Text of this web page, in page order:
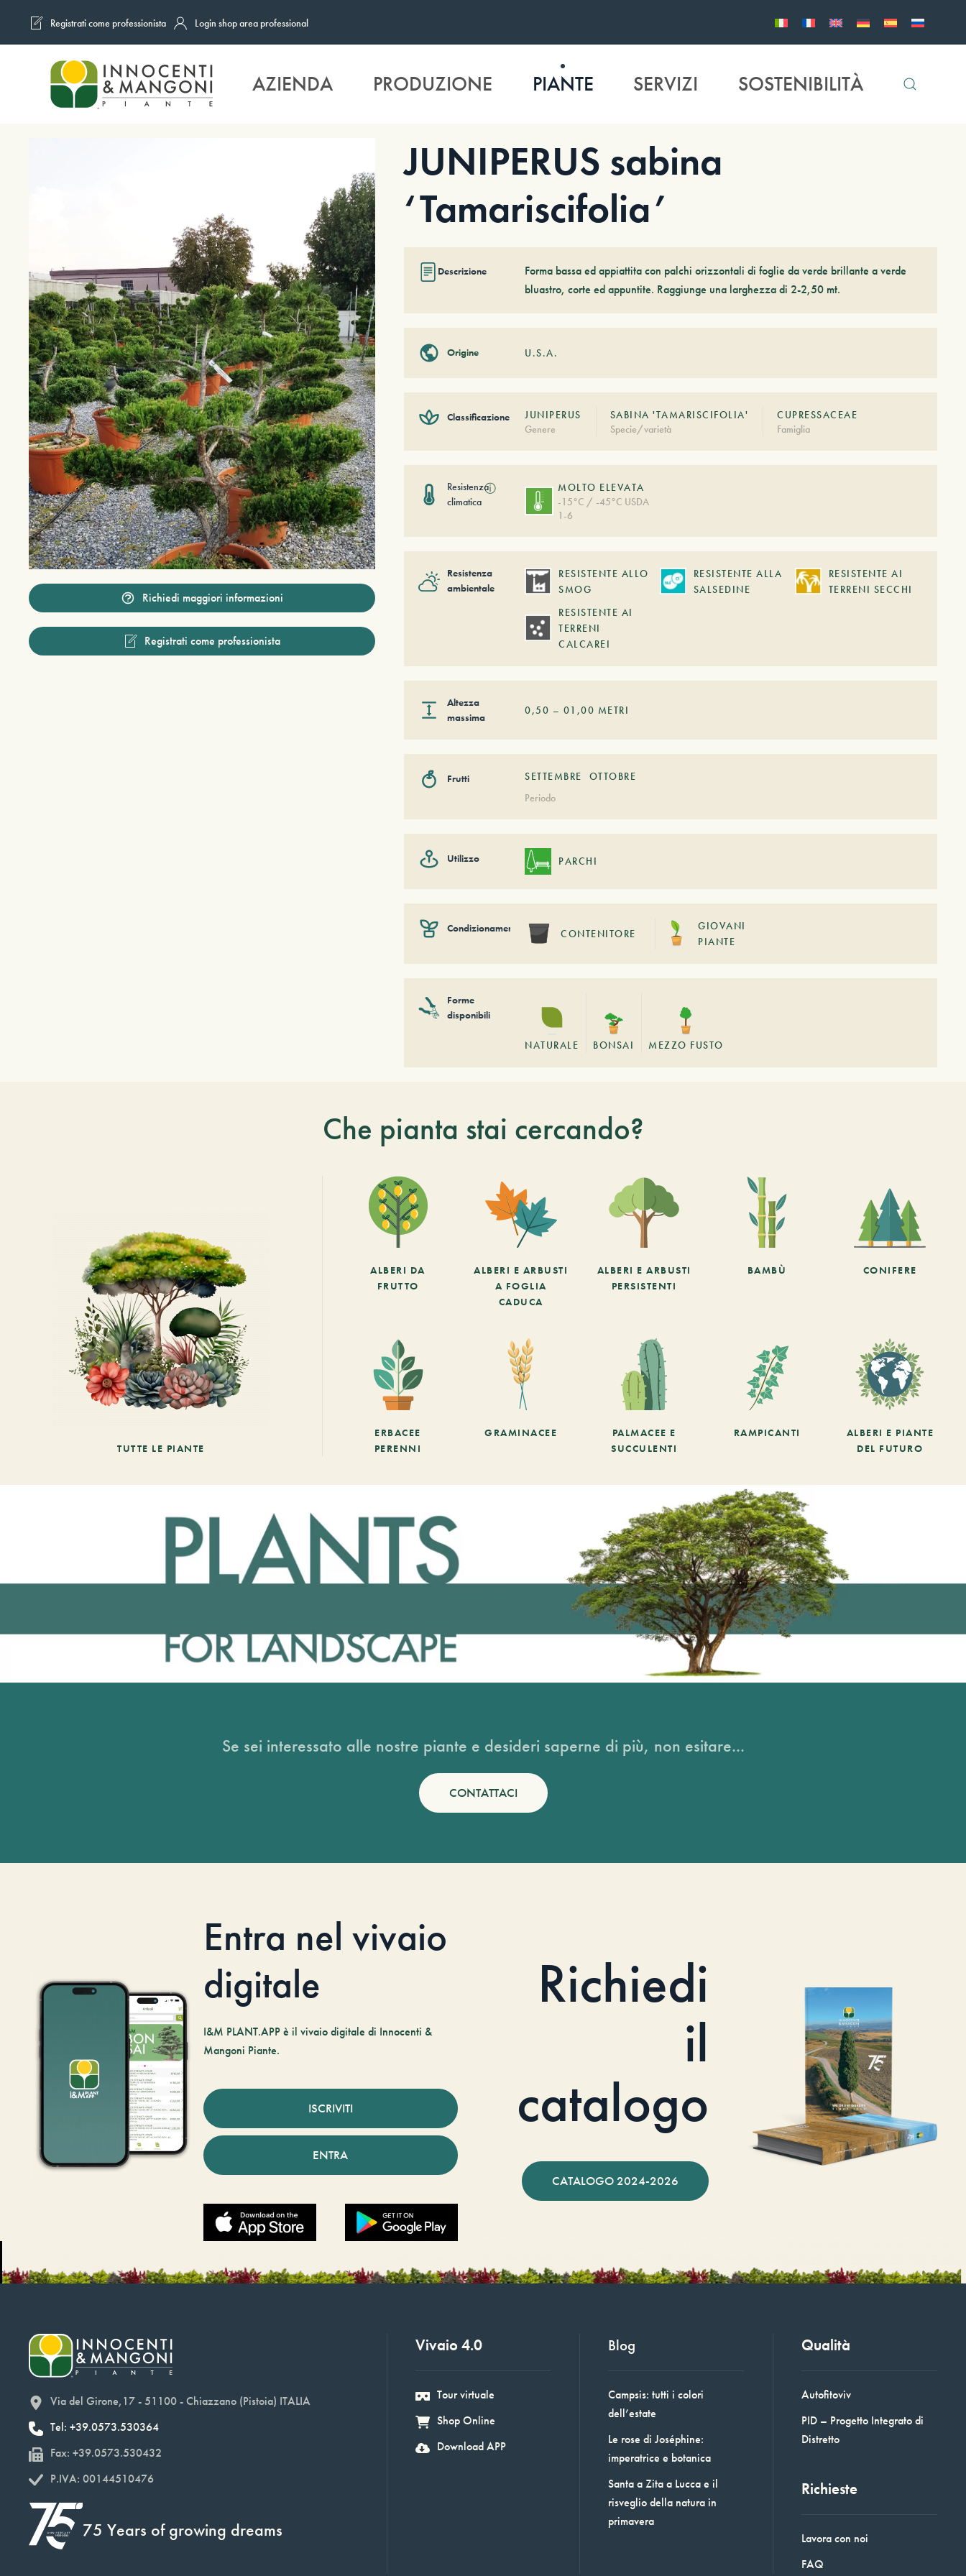
Skip to main content
Registrati come professionista Login shop area professional
AZIENDA PRODUZIONE PIANTE SERVIZI SOSTENIBILITÀ
Richiedi maggiori informazioni
Registrati come professionista
JUNIPERUS sabina
‘Tamariscifolia’
Descrizione
Forma bassa ed appiattita con palchi orizzontali di foglie da verde brillante a verde
bluastro, corte ed appuntite. Raggiunge una larghezza di 2-2,50 mt.
Origine U.S.A.
Classificazione
JUNIPERUS
Genere
SABINA 'TAMARISCIFOLIA'
Specie/varietà
CUPRESSACEAE
Famiglia
Resistenza
climatica
ⓘ
MOLTO ELEVATA
-15°C / -45°C USDA
1-6
Resistenza
ambientale
RESISTENTE ALLO
SMOG
RESISTENTE ALLA
SALSEDINE
RESISTENTE AI
TERRENI SECCHI
RESISTENTE AI
TERRENI
CALCAREI
Altezza
massima
0,50 – 01,00 METRI
Frutti SETTEMBRE
OTTOBRE
Periodo
Utilizzo PARCHI
Condizionamento CONTENITORE
GIOVANI
PIANTE
Forme
disponibili
NATURALE BONSAI MEZZO FUSTO
Che pianta stai cercando?
TUTTE LE PIANTE
ALBERI DA
FRUTTO
ALBERI E ARBUSTI
A FOGLIA
CADUCA
ALBERI E ARBUSTI
PERSISTENTI
BAMBÙ CONIFERE
ERBACEE
PERENNI
GRAMINACEE
PALMACEE E
SUCCULENTI
RAMPICANTI
ALBERI E PIANTE
DEL FUTURO
Se sei interessato alle nostre piante e desideri saperne di più, non esitare...
CONTATTACI
Entra nel vivaio
digitale
I&M PLANT.APP è il vivaio digitale di Innocenti &
Mangoni Piante.
ISCRIVITI
ENTRA
Richiedi
il
catalogo
CATALOGO 2024-2026
Via del Girone,17 - 51100 - Chiazzano (Pistoia) ITALIA
Tel: +39.0573.530364
Fax: +39.0573.530432
P.IVA: 00144510476
75 Years of growing dreams
Vivaio 4.0
Tour virtuale
Shop Online
Download APP
Blog
Campsis: tutti i colori
dell’estate
Le rose di Joséphine:
imperatrice e botanica
Santa a Zita a Lucca e il
risveglio della natura in
primavera
Qualità
Autofitoviv
PID – Progetto Integrato di
Distretto
Richieste
Lavora con noi
FAQ